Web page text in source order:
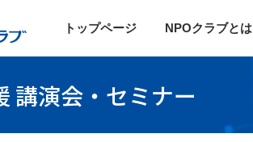
トップページ NPOクラブとは
講演会・セミナー